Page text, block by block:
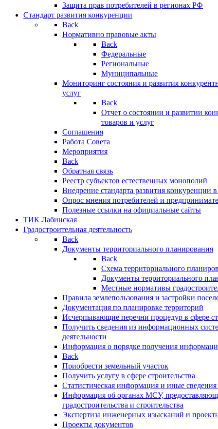
Защита прав потребителей в регионах РФ
Стандарт развития конкуренции
Back
Нормативно правовые акты
Back
Федеральные
Региональные
Муниципальные
Мониторинг состояния и развития
услуг
Back
Отчет о состоянии и развитии
товаров и услуг
Соглашения
Работа Совета
Мероприятия
Back
Обратная связь
Реестр субъектов естественных монополий
Внедрение стандарта развития конкуренции
Опрос мнения потребителей и
Полезные ссылки на официальные сайты
ТИК Лабинская
Градостроительная деятельность
Back
Документы территориального планирования
Back
Схема территориального
Документы территориального
Местные нормативы
Правила землепользования и застройки
Документация по планировке территорий
Исчерпывающие перечни процедур в сфере
Получить сведения из информационных
деятельности
Информация о порядке получения
Back
Приобрести земельный участок
Получить услугу в сфере строительства
Статистическая информация и иные сведения
Информация об органах МСУ,
градостроительства и строительства
Экспертиза инженерных изысканий и
Проекты документов